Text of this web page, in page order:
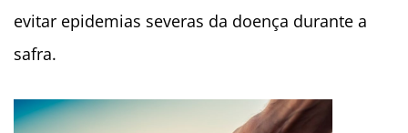
evitar epidemias severas da doença durante a
safra.